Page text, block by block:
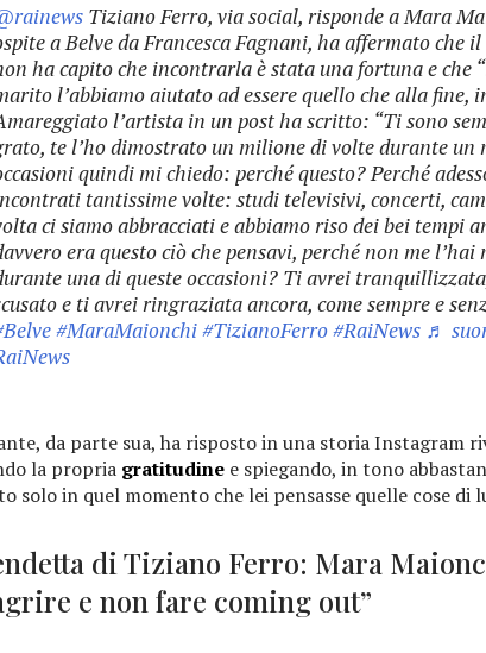
Tiziano Ferro, via social, risponde a Mara
a Belve da Francesca Fagnani, ha affermato che
ha capito che incontrarla è stata una fortuna e che
l’abbiamo aiutato ad essere quello che alla fine,
l’artista in un post ha scritto: “Ti sono
te l’ho dimostrato un milione di volte durante un
quindi mi chiedo: perché questo? Perché
tantissime volte: studi televisivi, concerti,
ci siamo abbracciati e abbiamo riso dei bei tempi
era questo ciò che pensavi, perché non me l’hai
una di queste occasioni? Ti avrei
e ti avrei ringraziata ancora, come sempre e
#MaraMaionchi#TizianoFerro#RaiNews ♬
da parte sua, ha risposto in una storia Instagram
la propria gratitudine e spiegando, in tono
solo in quel momento che lei pensasse quelle cose di
di Tiziano Ferro: Mara
e non fare coming out”